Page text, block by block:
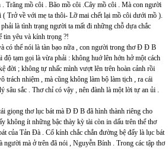
Trăng mồ côi . Bão mồ côi .Cây mồ côi . Mà con người
( Trở về với mẹ ta thôi- Lỡ mai chết lại mồ côi dưới mồ ).
là tình trạng người ta mất đi những chỗ dựa chắc
tin yêu và kính trọng ?!
có thể nói là tàn bạo nữa , con người trong thơ Đ Đ B
độ tạm gọi là vừa phải : không huớ lên hớn hở một cách
đời ; không tự nhấc mình vượt lên trên hoàn cảnh rồi
trách nhiệm , mà cũng không làm bộ làm tịch , ra cái
sâu sắc . Thơ chỉ có vậy , nên đành là một lời tự an ủi .
giọng thơ lục bát mà Đ Đ B đã hình thành riêng cho
không ít những bậc thày kỳ tài còn in dấu trên thể thơ
của Tản Đà . Cổ kính chắc chắn đường bệ đấy là lục bát
người mà ở trên đã nói , Nguyễn Bính . Trong các tập thơ